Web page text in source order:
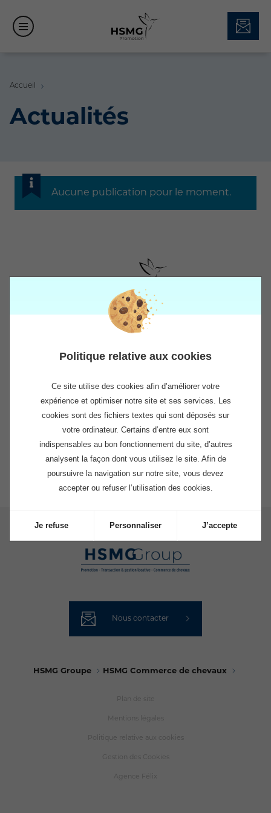
Accueil
Actualités
Aucune publication pour le moment.
Siège :
74000 - Annecy - France
Agence Martinique :
7 rue Cou Coupé - résidence l’Escale
97200 - Fort-de-France - France
Tél. : 05 63 60 09 47
1bis rue Emile Tyrode
74960 - MEYTHET - France
Tél. : 04 50 22 02 45
HSMG Groupe HSMG Commerce de chevaux
Nous contacter
Plan de site
Mentions légales
Politique relative aux cookies
Gestion des Cookies
Agence Félix
Politique relative aux cookies
Ce site utilise des cookies afin d’améliorer votre
expérience et optimiser notre site et ses services. Les
cookies sont des fichiers textes qui sont déposés sur
votre ordinateur. Certains d’entre eux sont
indispensables au bon fonctionnement du site, d’autres
analysent la façon dont vous utilisez le site. Afin de
poursuivre la navigation sur notre site, vous devez
accepter ou refuser l’utilisation des cookies.
Je refuse Personnaliser J’accepte